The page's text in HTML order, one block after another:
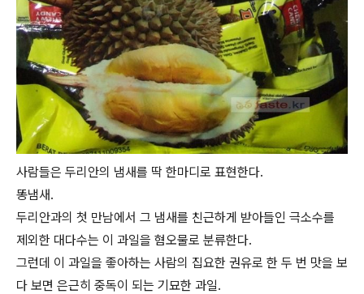
사람들은 두리안의 냄새를 딱 한마디로 표현한다.
똥냄새.
두리안과의 첫 만남에서 그 냄새를 친근하게 받아들인 극소수를
제외한 대다수는 이 과일을 혐오물로 분류한다.
그런데 이 과일을 좋아하는 사람의 집요한 권유로 한 두 번 맛을 보
다 보면 은근히 중독이 되는 기묘한 과일.